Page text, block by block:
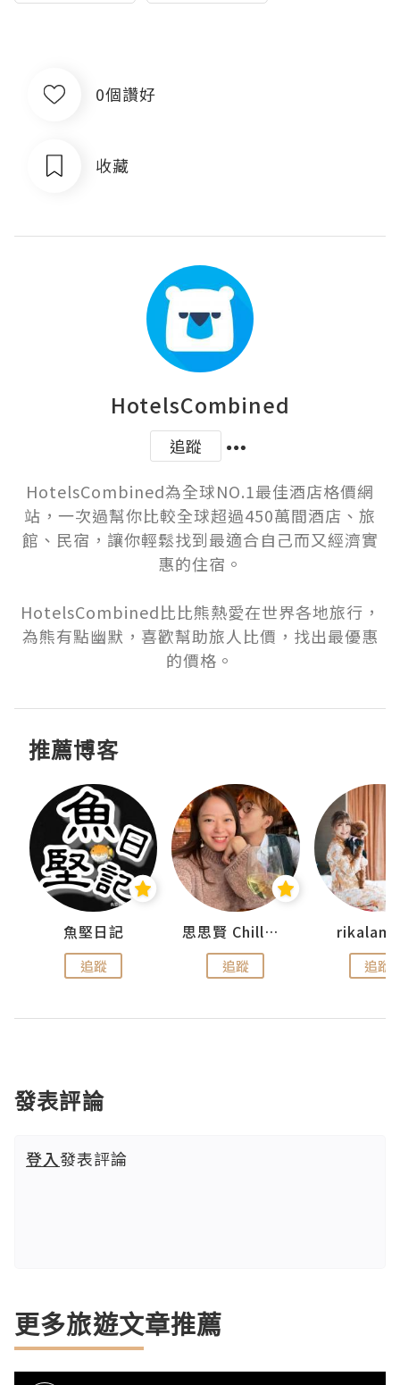
0個讚好
收藏
HotelsCombined
追蹤
HotelsCombined為全球NO.1最佳酒店格價網
站，一次過幫你比較全球超過450萬間酒店、旅
館、民宿，讓你輕鬆找到最適合自己而又經濟實
惠的住宿。
HotelsCombined比比熊熱愛在世界各地旅行，
為熊有點幽默，喜歡幫助旅人比價，找出最優惠
的價格。
推薦博客
魚堅日記
追蹤
思思賢 ChillMyBabe
追蹤 追蹤
發表評論
登入發表評論
更多旅遊文章推薦